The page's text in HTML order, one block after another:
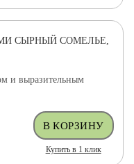
СЫРНЫЙ СОМЕЛЬЕ,
и выразительным
Купить в 1 клик